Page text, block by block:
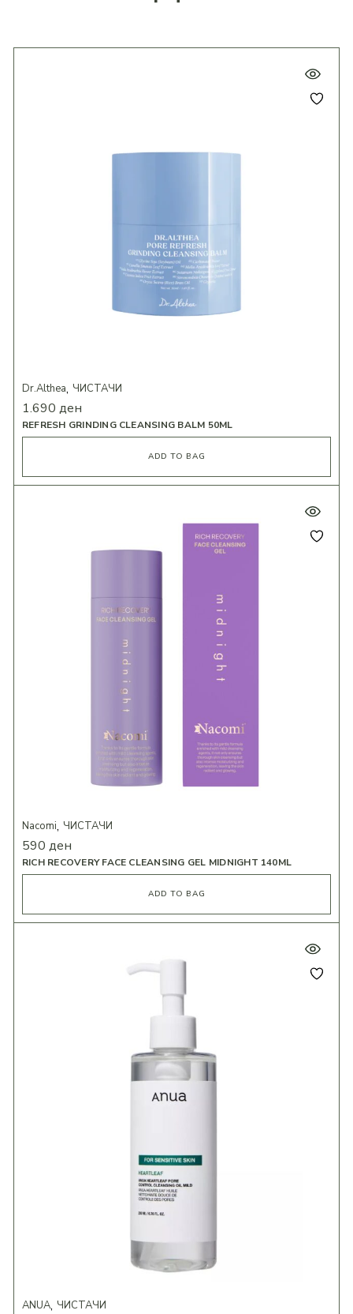
REFRESH GRINDING CLEANSING BALM 50ML
Dr.Althea ЧИСТАЧИ
1.690 ден
ADD TO BAG
RICH RECOVERY FACE CLEANSING GEL MIDNIGHT 140ML
Nacomi ЧИСТАЧИ
590 ден
ADD TO BAG
ANUA ЧИСТАЧИ